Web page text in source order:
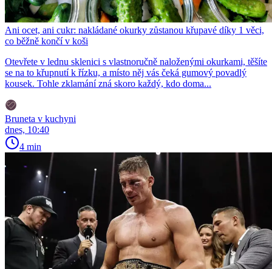
Ani ocet, ani cukr: nakládané okurky zůstanou křupavé díky 1 věci,
co běžně končí v koši
Otevřete v lednu sklenici s vlastnoručně naloženými okurkami, těšíte
se na to křupnutí k řízku, a místo něj vás čeká gumový povadlý
kousek. Tohle zklamání zná skoro každý, kdo doma...
Bruneta v kuchyni
dnes, 10:40
4 min